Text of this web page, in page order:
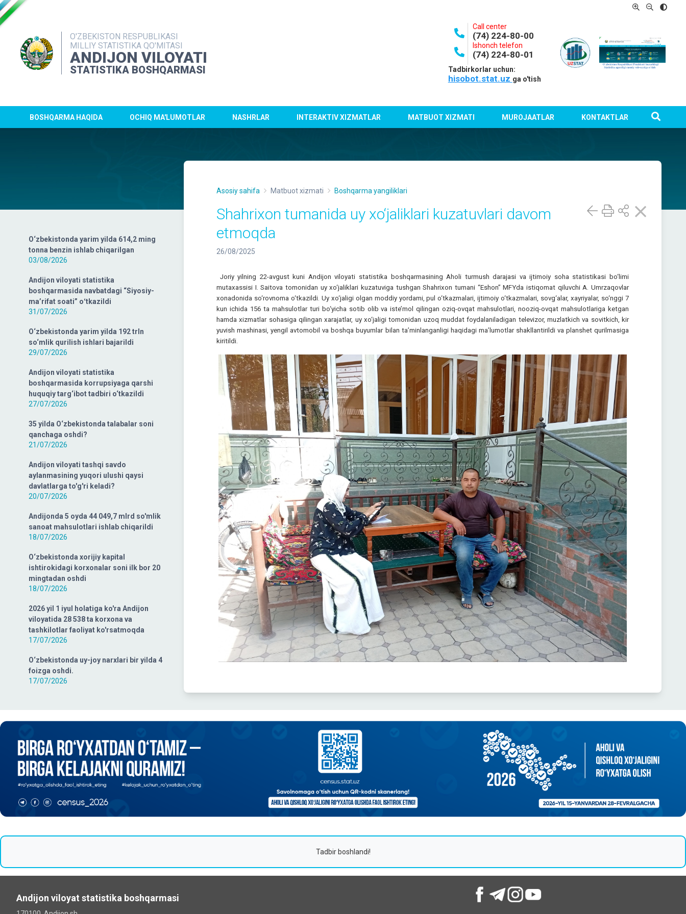
O'ZBEKISTON RESPUBLIKASI
MILLIY STATISTIKA QO'MITASI
ANDIJON VILOYATI
STATISTIKA BOSHQARMASI
Call center
(74) 224-80-00
Ishonch telefon
(74) 224-80-01
Tadbirkorlar uchun:
hisobot.stat.uz ga o'tish
BOSHQARMA HAQIDA OCHIQ MA'LUMOTLAR NASHRLAR INTERAKTIV XIZMATLAR MATBUOT XIZMATI MUROJAATLAR KONTAKTLAR
O‘zbekistonda yarim yilda 614,2 ming
tonna benzin ishlab chiqarilgan
03/08/2026
Andijon viloyati statistika
boshqarmasida navbatdagi “Siyosiy-
ma’rifat soati” oʻtkazildi
31/07/2026
O‘zbekistonda yarim yilda 192 trln
so‘mlik qurilish ishlari bajarildi
29/07/2026
Andijon viloyati statistika
boshqarmasida korrupsiyaga qarshi
huquqiy targ‘ibot tadbiri o‘tkazildi
27/07/2026
35 yilda O‘zbekistonda talabalar soni
qanchaga oshdi?
21/07/2026
Andijon viloyati tashqi savdo
aylanmasining yuqori ulushi qaysi
davlatlarga to'g'ri keladi?
20/07/2026
Andijonda 5 oyda 44 049,7 mlrd so'mlik
sanoat mahsulotlari ishlab chiqarildi
18/07/2026
O‘zbekistonda xorijiy kapital
ishtirokidagi korxonalar soni ilk bor 20
mingtadan oshdi
18/07/2026
2026 yil 1 iyul holatiga ko'ra Andijon
viloyatida 28 538 ta korxona va
tashkilotlar faoliyat ko'rsatmoqda
17/07/2026
O‘zbekistonda uy-joy narxlari bir yilda 4
foizga oshdi.
17/07/2026
Asosiy sahifa Matbuot xizmati Boshqarma yangiliklari
Shahrixon tumanida uy xo‘jaliklari kuzatuvlari davom
etmoqda
26/08/2025
Joriy yilning 22-avgust kuni Andijon viloyati statistika boshqarmasining Aholi turmush darajasi va ijtimoiy soha statistikasi bo‘limi
mutaxassisi I. Saitova tomonidan uy xo‘jaliklari kuzatuviga tushgan Shahrixon tumani “Eshon” MFYda istiqomat qiluvchi A. Umrzaqovlar
xonadonida so‘rovnoma o‘tkazildi. Uy xo‘jaligi olgan moddiy yordami, pul o‘tkazmalari, ijtimoiy o‘tkazmalari, sovg‘alar, xayriyalar, so‘nggi 7
kun ichida 156 ta mahsulotlar turi bo‘yicha sotib olib va iste’mol qilingan oziq-ovqat mahsulotlari, nooziq-ovqat mahsulotlariga ketgan
hamda xizmatlar sohasiga qilingan xarajatlar, uy xo‘jaligi tomonidan uzoq muddat foydalaniladigan televizor, muzlatkich va sovitkich, kir
yuvish mashinasi, yengil avtomobil va boshqa buyumlar bilan ta’minlanganligi haqidagi ma’lumotlar shakllantirildi va planshet qurilmasiga
kiritildi.
Tadbir boshlandi!
Andijon viloyat statistika boshqarmasi